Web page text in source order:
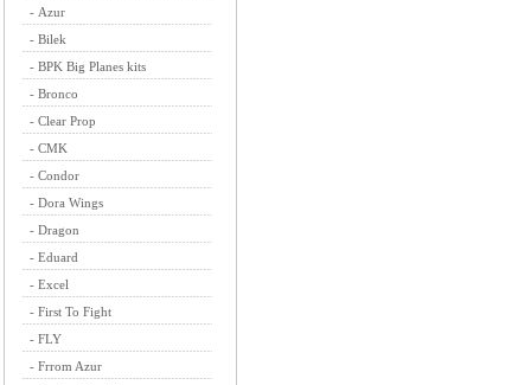
- Azur
- Bilek
- BPK Big Planes kits
- Bronco
- Clear Prop
- CMK
- Condor
- Dora Wings
- Dragon
- Eduard
- Excel
- First To Fight
- FLY
- Frrom Azur